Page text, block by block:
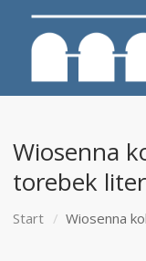
Wiosenna
torebek
Start Wiosenna